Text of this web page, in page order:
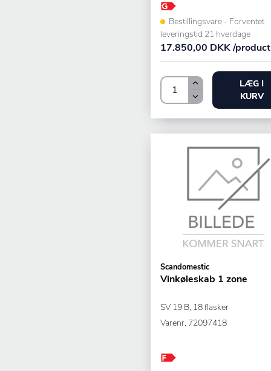
Bestillingsvare - Forventet
leveringstid 21 hverdage
17.850,00 DKK /
LÆG I
KURV
Scandomestic
Vinkøleskab 1 zone
SV 19 B, 18 flasker
Varenr. 72097418